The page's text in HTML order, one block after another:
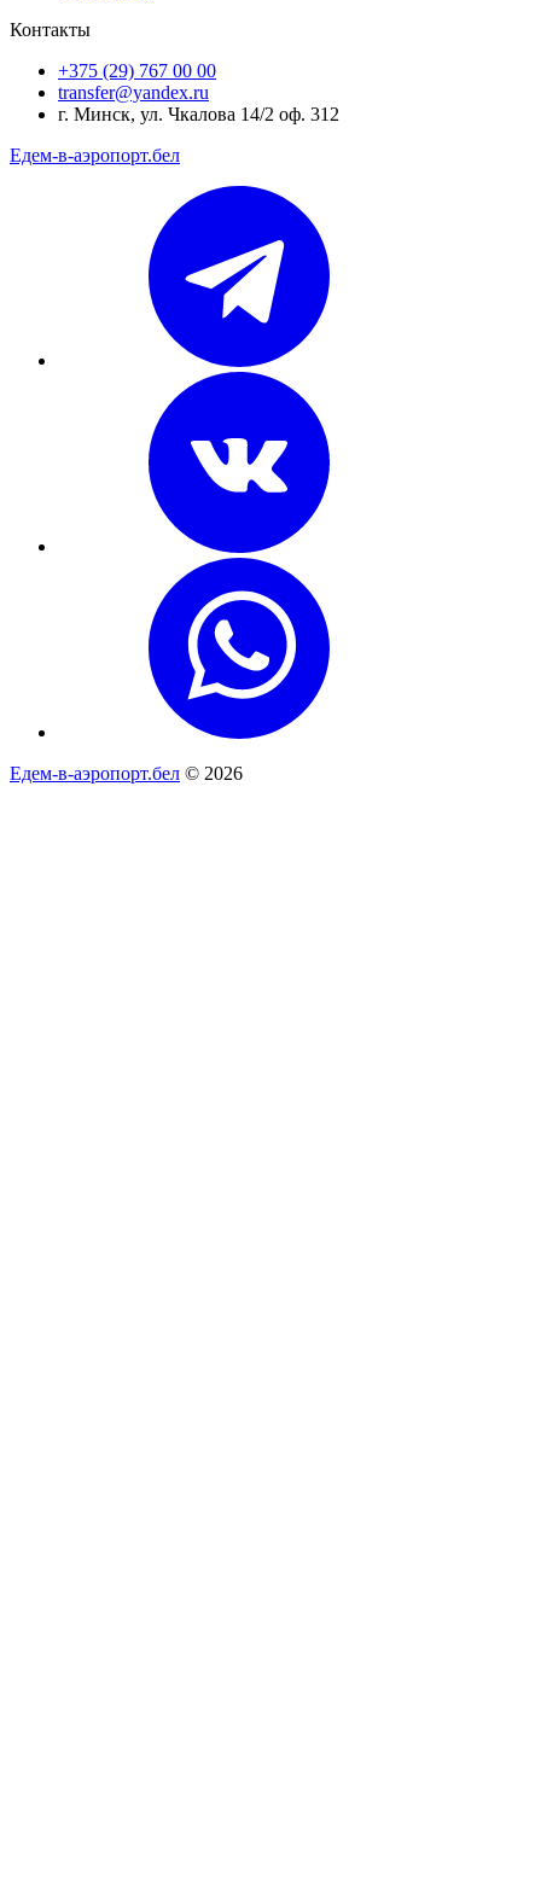
Контакты
+375 (29) 767 00 00
transfer@yandex.ru
г. Минск, ул. Чкалова 14/2 оф. 312
Едем-в-аэропорт.бел
Едем-в-аэропорт.бел © 2026